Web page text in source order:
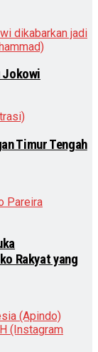
Jokowi
Timur Tengah
Rakyat yang